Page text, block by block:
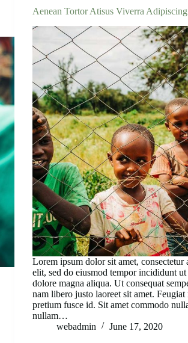
Aenean Tortor Atisus Viverra Adipiscing
Lorem ipsum dolor sit amet, consectetur
elit, sed do eiusmod tempor incididunt ut
dolore magna aliqua. Ut consequat
nam libero justo laoreet sit amet. Feugiat
pretium fusce id. Sit amet commodo
nullam…
webadmin
June 17, 2020